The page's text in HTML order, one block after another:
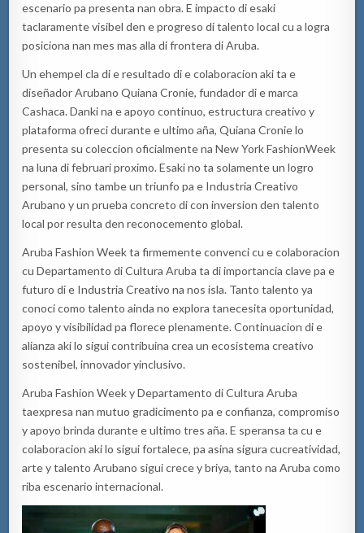
escenariopa presentanan obra. E impacto diesaki
taclaramentevisibel deneprogreso di talento localcu a logra
posicionanan mesmas alla di frontera di Aruba.
Unehempel cla dieresultado di ecolaboracion akita e
diseñadorArubano Quiana Cronie, fundador di e marca
Cashaca.Dankina e apoyo continuo, estructura creativo y
plataformaofreciduranteeultimo aña,Quiana Cronielo
presenta sucoleccion oficialmentena New YorkFashionWeek
na luna difebruariproximo.Esakinota solamente un logro
personal, sinotambeun triunfopa e Industria Creativo
Arubano y un prueba concreto di coninversion den talento
local por resulta denreconocemento global.
ArubaFashion Weekta firmementeconvencicu ecolaboracion
cu Departamento di Cultura Arubata di importancia clavepa e
futuro di e Industria Creativona nos isla. Tanto talento ya
conocicomo talentoainda no exploratanecesita oportunidad,
apoyo y visibilidadpa florece plenamente.Continuacion die
alianzaakilo siguicontribuina crea un ecosistema creativo
sostenibel, innovadoryinclusivo.
ArubaFashion Weeky Departamento di Cultura Aruba
taexpresanan mutuo gradicimento pa e confianza, compromiso
y apoyo brinda duranteeultimotres aña. E speransa ta cu e
colaboracion akilo siguifortalece,pa asina sigura cucreatividad,
arte y talentoArubano siguicrece ybriya, tantona Aruba como
riba escenario internacional.